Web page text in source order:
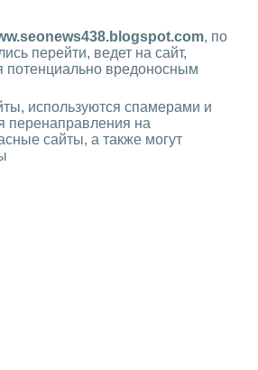
, по
перейти, ведет на сайт,
потенциально вредоносным
используются спамерами и
перенаправления на
сайты, а также могут